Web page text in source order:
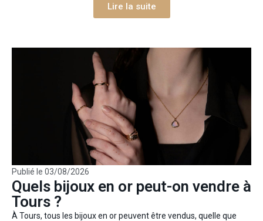
Lire la suite
Publié le 03/08/2026
Quels bijoux en or peut-on vendre à
Tours ?
À Tours, tous les bijoux en or peuvent être vendus, quelle que